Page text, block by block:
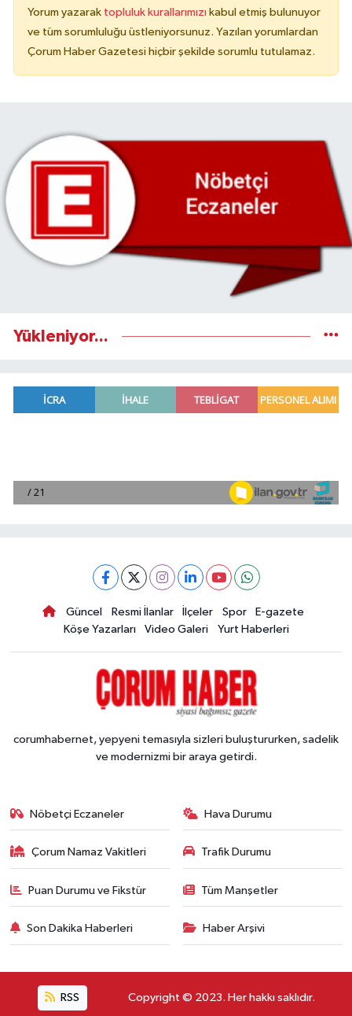
Yorum yazarak topluluk kurallarımızı kabul etmiş bulunuyor
ve tüm sorumluluğu üstleniyorsunuz. Yazılan yorumlardan
Çorum Haber Gazetesi hiçbir şekilde sorumlu tutulamaz.
Yükleniyor...
Güncel Resmi İlanlar İlçeler Spor
E-gazete
Köşe Yazarları
Video Galeri Yurt Haberleri
corumhabernet, yepyeni temasıyla sizleri buluştururken, sadelik
ve modernizmi bir araya getirdi.
Nöbetçi Eczaneler Hava Durumu
Çorum Namaz Vakitleri Trafik Durumu
Puan Durumu ve Fikstür Tüm Manşetler
Son Dakika Haberleri Haber Arşivi
RSS Copyright © 2023. Her hakkı saklıdır.